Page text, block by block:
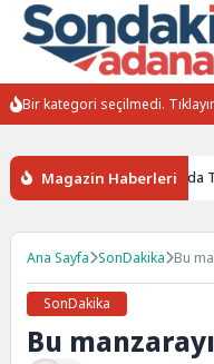
Bir kategori seçilmedi.
Magazin Haberleri
Kuzey Makedonya’da
Ana Sayfa SonDakika Bu
SonDakika
Bu